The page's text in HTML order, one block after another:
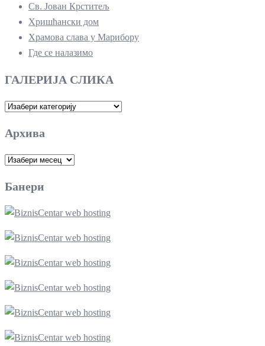
Св. Јован Крститељ
Хришћански дом
Храмова слава у Марибору
Где се налазимо
ГАЛЕРИЈА СЛИКА
ГАЛЕРИЈА
Архива
Архива
Банери